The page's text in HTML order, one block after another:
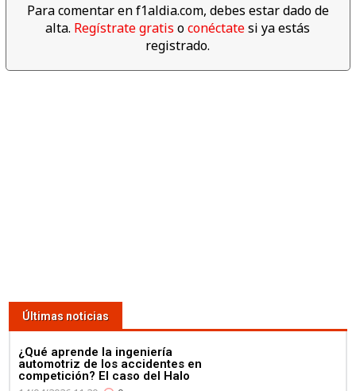
Para comentar en f1aldia.com, debes estar dado de
alta. Regístrate gratis oconéctatesi ya estás
registrado.
Últimas noticias
¿Qué aprende la ingeniería
automotriz de los accidentes en
competición? El caso del Halo